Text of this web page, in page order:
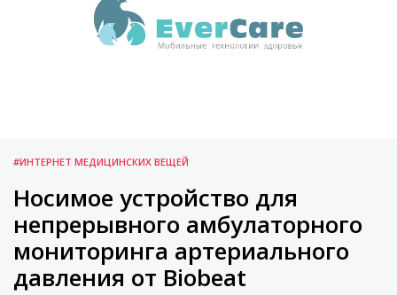
#ИНТЕРНЕТ МЕДИЦИНСКИХ ВЕЩЕЙ
Носимое устройство для
непрерывного амбулаторного
мониторинга артериального
давления от Biobeat